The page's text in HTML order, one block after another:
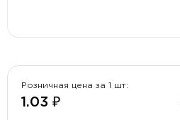
Розничная цена за 1 шт:
1.03 ₽